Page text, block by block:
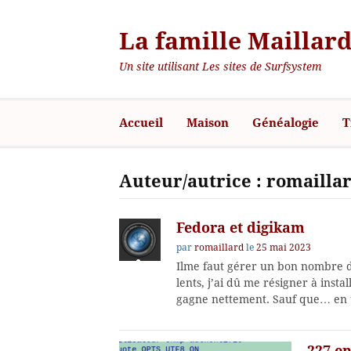
La famille Maillard
Un site utilisant Les sites de Surfsystem
Accueil Maison Généalogie
Auteur/autrice :
Fedora et digikam
par romaillard le 25 mai 2023
Ilme faut gérer un bon nombre
lents, j’ai dû me résigner à
gagne nettement. Sauf que…